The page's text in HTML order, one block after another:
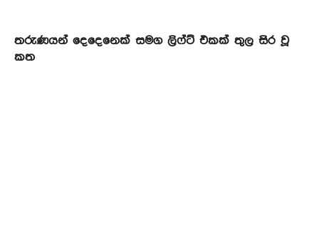
තරුණයන් දෙදෙනෙක් සමග ලිෆ්ට් එකක් තුල සිර වූ
කත